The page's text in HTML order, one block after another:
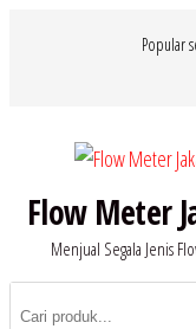
Popular
Flow Meter
Menjual Segala Jenis